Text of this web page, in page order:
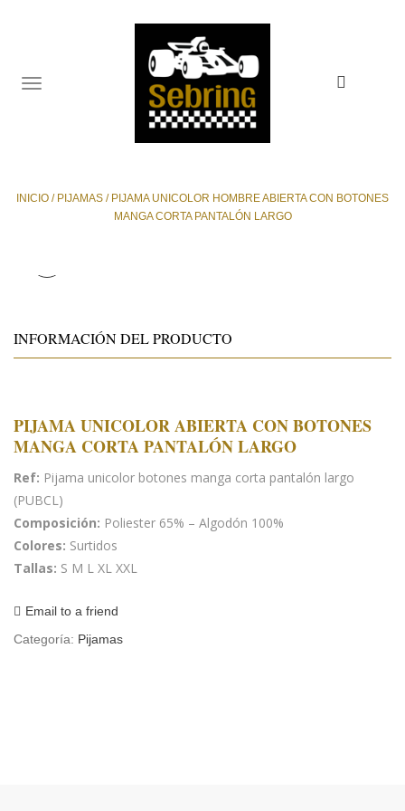
TOGGLE
NAVIGATION
INICIO / PIJAMAS /PIJAMA UNICOLOR HOMBRE ABIERTA CON BOTONES
MANGA CORTA PANTALÓN LARGO
INFORMACIÓN DEL PRODUCTO
PIJAMA UNICOLOR ABIERTA CON BOTONES
MANGA CORTA PANTALÓN LARGO
Ref: Pijama unicolor botones manga corta pantalón largo
(PUBCL)
Composición: Poliester 65% – Algodón 100%
Colores: Surtidos
Tallas: S M L XL XXL
Email to a friend
Categoría: Pijamas